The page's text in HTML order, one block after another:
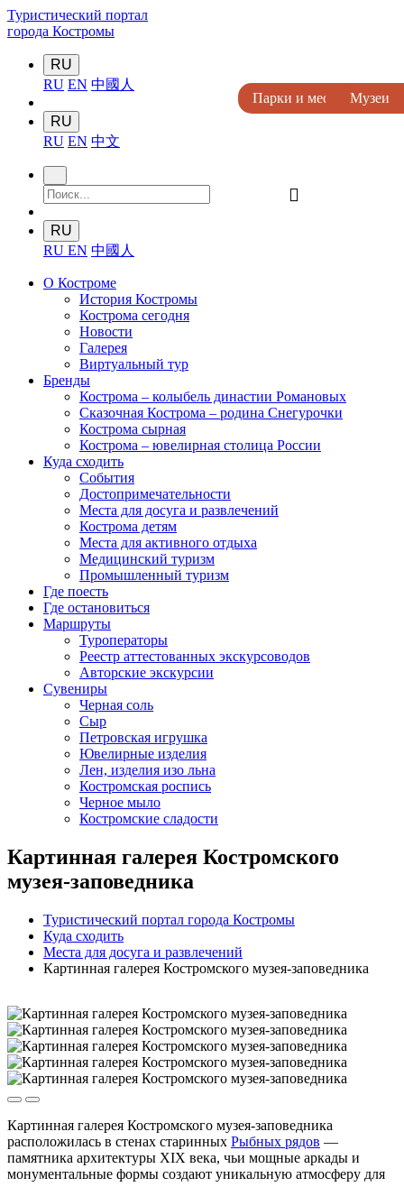
Туристический портал
города Костромы
RU
RU EN 中國人
RU
RU EN 中文
󰍉
RU
RU EN 中國人
О Костроме
История Костромы
Кострома сегодня
Новости
Галерея
Виртуальный тур
Бренды
Кострома – колыбель династии Романовых
Сказочная Кострома – родина Снегурочки
Кострома сырная
Кострома – ювелирная столица России
Куда сходить
События
Достопримечательности
Места для досуга и развлечений
Кострома детям
Места для активного отдыха
Медицинский туризм
Промышленный туризм
Где поесть
Где остановиться
Маршруты
Туроператоры
Реестр аттестованных экскурсоводов
Авторские экскурсии
Сувениры
Черная соль
Сыр
Петровская игрушка
Ювелирные изделия
Лен, изделия изо льна
Костромская роспись
Черное мыло
Костромские сладости
Картинная галерея Костромского
музея-заповедника
Туристический портал города Костромы
Куда сходить
Места для досуга и развлечений
Картинная галерея Костромского музея-заповедника
Картинная галерея Костромского музея-заповедника
расположилась в стенах старинных Рыбных рядов —
памятника архитектуры XIX века, чьи мощные аркады и
монументальные формы создают уникальную атмосферу для
Парки и места отдыха
Галереи
Музеи
Музеи
Музеи